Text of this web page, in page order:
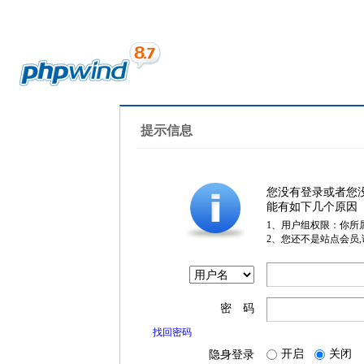
提示信息
您没有登录或者您
能有如下几个原因
1、用户组权限：你所
2、您还不是站点会员
密 码
找回密码
隐身登录 开启 关闭